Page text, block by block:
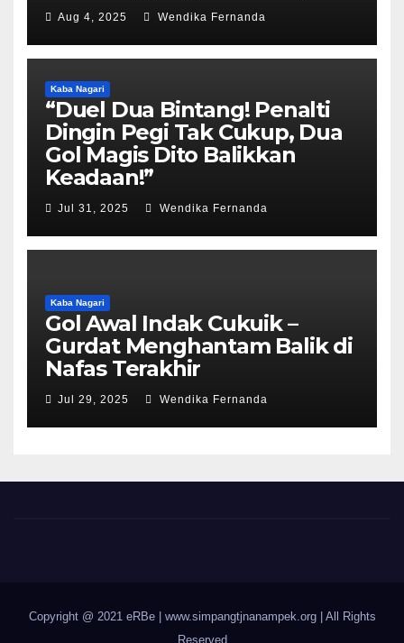
Aug 4, 2025 Wendika Fernanda
Kaba Nagari
“Duel Dua Bintang! Penalti
Dingin Pegi Tak Cukup, Dua
Gol Magis Dito Balikkan
Keadaan!”
Jul 31, 2025 Wendika Fernanda
Kaba Nagari
Gol Awal Indak Cukuik –
Gurdat Menghantam Balik di
Nafas Terakhir
Jul 29, 2025 Wendika Fernanda
Copyright @ 2021 eRBe | www.simpangtjnanampek.org | All Rights
Reserved